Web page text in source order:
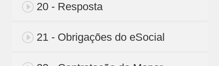
20 - Resposta
21 - Obrigações do eSocial